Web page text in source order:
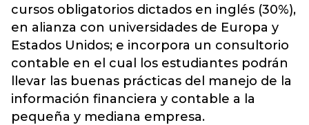
cursos obligatorios dictados en inglés (30%),
en alianza con universidades de Europa y
Estados Unidos; e incorpora un consultorio
contable en el cual los estudiantes podrán
llevar las buenas prácticas del manejo de la
información financiera y contable a la
pequeña y mediana empresa.